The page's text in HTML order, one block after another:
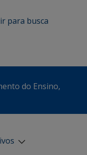
ir para busca
do Ensino,